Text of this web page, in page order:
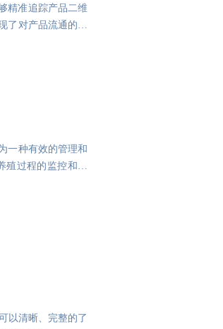
精准追踪产品二维
了对产品流通的全
一种有效的管理和
殖过程的监控和记
以清晰、完整的了